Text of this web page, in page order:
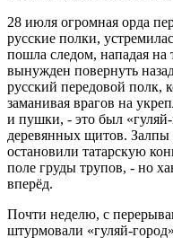
28 июля огромная орда
русские полки,
пошла следом, нападая на
вынужден повернуть
русский передовой полк,
заманивая врагов на
и пушки, - это был
деревянных щитов. Залпы
остановили татарскую
поле груды трупов, - но
вперёд.
Почти неделю, с
штурмовали «гуляй-